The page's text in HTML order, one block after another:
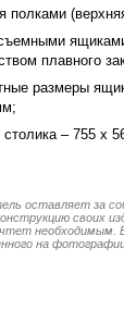
полками
плавного
размеры
столика – 755 х
оставляет за
своих
необходимым.
на